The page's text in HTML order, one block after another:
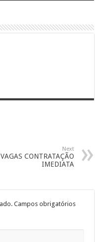
Next
CONTRATAÇÃO
IMEDIATA
Campos obrigatórios